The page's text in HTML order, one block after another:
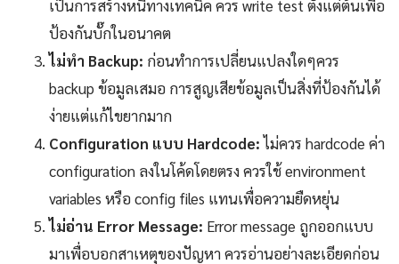
เป็นการสร้างหนี้ทางเทคนิค ควร write test ตั้งแต่ต้นเพื่อ
ป้องกันบั๊กในอนาคต
ไม่ทำ Backup: ก่อนทำการเปลี่ยนแปลงใดๆควร
backup ข้อมูลเสมอ การสูญเสียข้อมูลเป็นสิ่งที่ป้องกันได้
ง่ายแต่แก้ไขยากมาก
Configuration แบบ Hardcode:ไม่ควร hardcode ค่า
configuration ลงในโค้ดโดยตรง ควรใช้ environment
variables หรือ config files แทนเพื่อความยืดหยุ่น
ไม่อ่าน Error Message: Error message ถูกออกแบบ
มาเพื่อบอกสาเหตุของปัญหา ควรอ่านอย่างละเอียดก่อน